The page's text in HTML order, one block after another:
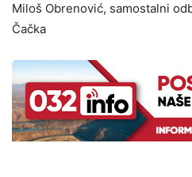
Miloš Obrenović, samostalni
Čačka